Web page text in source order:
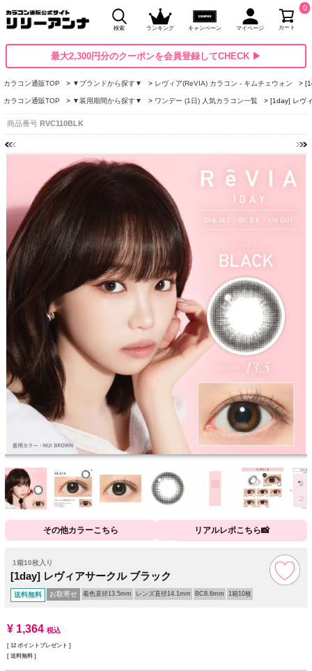
検索 ランキング キャンペーン マイページ カート
0
最大2,300円分のクーポンを会員登録してCHECK ▶
カラコン通販TOP ▼ブランドから探す▼ レヴィア(ReVIA) カラコン - キムチェウォン
カラコン通販TOP ▼装用期間から探す▼ ワンデー (1日) 人気カラコン一覧 [1day] レヴ
商品番号 RVC110BLK
その他カラーこちら リアルレポこちら📸
1箱10枚入り
[1day] レヴィアサークル ブラック
送料無料 お取寄せ 着色直径13.5mm レンズ直径14.1mm BC8.6mm 1箱10枚
¥ 1,364 税込
[ 12 ポイントプレゼント ]
送料無料